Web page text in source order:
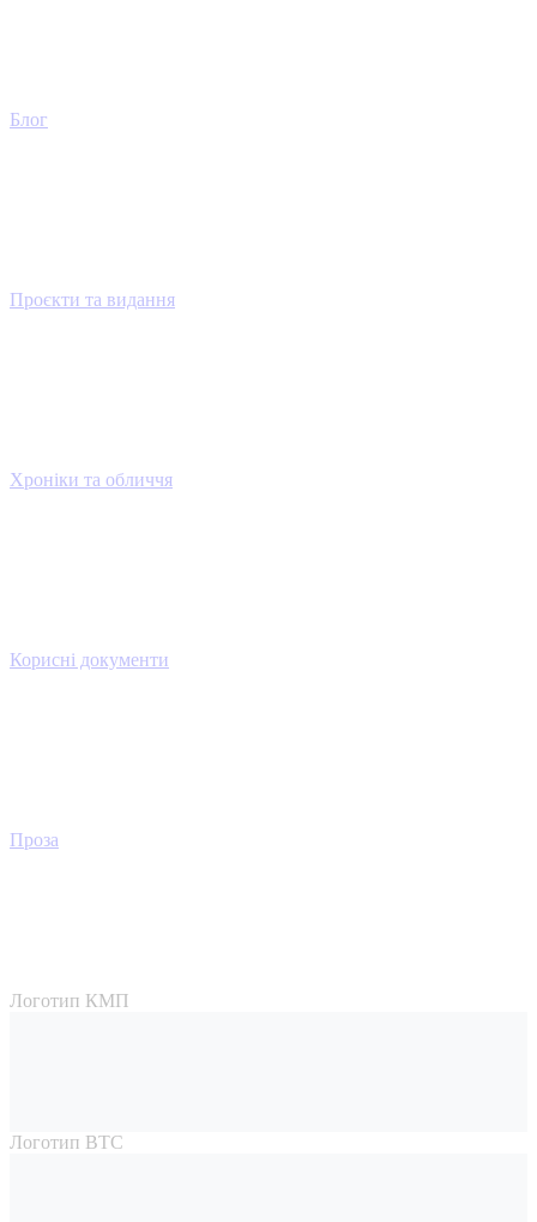
Блог
Проєкти та видання
Хроніки та обличчя
Корисні документи
Проза
Логотип КМП
Логотип ВТС